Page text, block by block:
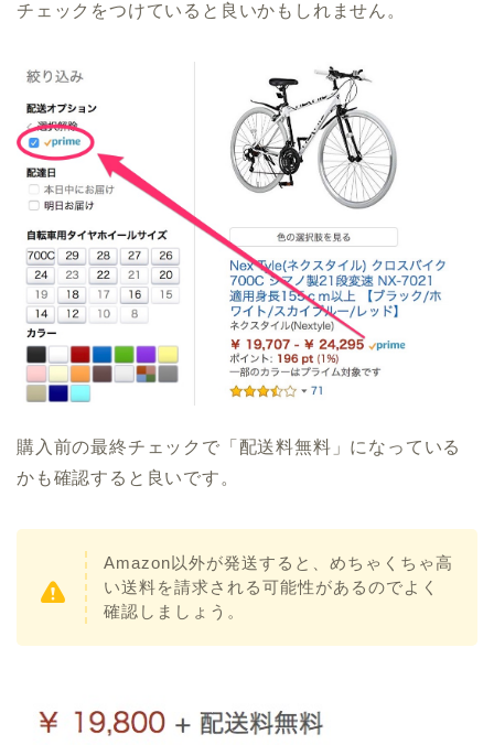
チェックをつけていると良いかもしれません。
購入前の最終チェックで「配送料無料」になっている
かも確認すると良いです。
Amazon以外が発送すると、めちゃくちゃ高
い送料を請求される可能性があるのでよく
確認しましょう。